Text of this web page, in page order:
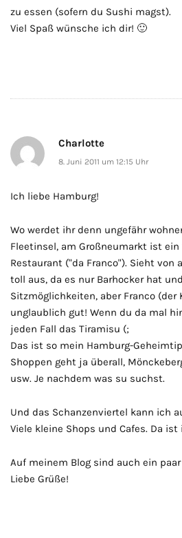
zu essen (sofern du Sushi magst).
Viel Spaß wünsche ich dir! 🙂
Charlotte
8. Juni 2011 um 12:15 Uhr
Ich liebe Hamburg!
Wo werdet ihr denn ungefähr
Fleetinsel, am Großneumarkt ist
Restaurant ("da Franco"). Sieht von
toll aus, da es nur Barhocker hat
Sitzmöglichkeiten, aber Franco
unglaublich gut! Wenn du da mal
jeden Fall das Tiramisu (;
Das ist so mein Hamburg-
Shoppen geht ja überall,
usw. Je nachdem was su suchst.
Und das Schanzenviertel kann ich
Viele kleine Shops und Cafes. Da
Auf meinem Blog sind auch ein
Liebe Grüße!